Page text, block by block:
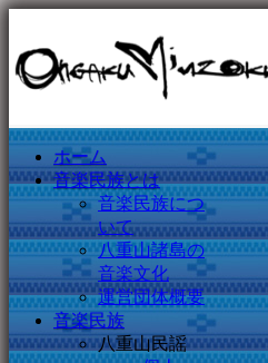
ホーム
音楽民族とは
音楽民族につ
いて
八重山諸島の
音楽文化
運営団体概要
音楽民族
八重山民謡